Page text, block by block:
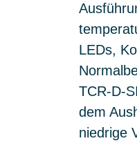
LEDs,
TCR-D-
dem
niedrige